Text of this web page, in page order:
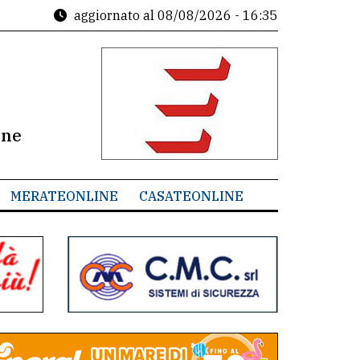
aggiornato al 08/08/2026 - 16:35
MERATEONLINE CASATEONLINE